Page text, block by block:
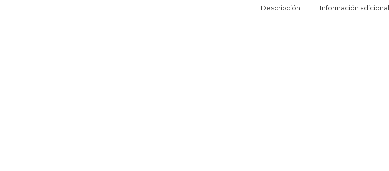
Descripción Información adicional